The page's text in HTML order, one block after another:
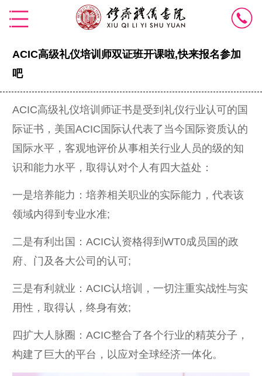
ACIC高级礼仪培训师双证班开课啦,快来报名参加
吧
ACIC高级礼仪培训师证书是受到礼仪行业认可的国
际证书，美国ACIC国际认代表了当今国际资质认的
国际水平，客观地评价从事相关行业人员的级的知
识和能力水平，取得认对个人有四大益处：
一是培养能力：培养相关职业的实际能力，代表该
领域内得到专业水准;
二是有利出国：ACIC认资格得到WT0成员国的政
府、门及各大公司的认可;
三是有利就业：ACIC认培训，一切注重实战性与实
用性，取得认，终身有效;
四扩大人脉圈：ACIC整合了各个行业的精英分子，
构建了巨大的平台，以应对全球经济一体化。